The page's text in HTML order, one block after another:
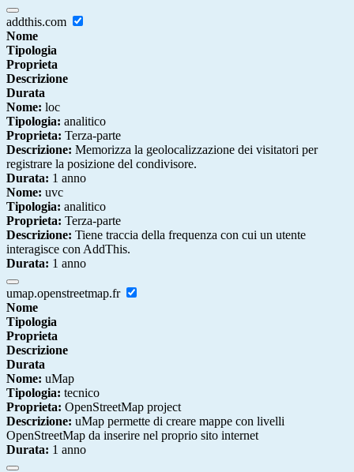
addthis.com
Nome
Tipologia
Proprieta
Descrizione
Durata
Nome: loc
Tipologia: analitico
Proprieta: Terza-parte
Descrizione: Memorizza la geolocalizzazione dei visitatori per
registrare la posizione del condivisore.
Durata: 1 anno
Nome: uvc
Tipologia: analitico
Proprieta: Terza-parte
Descrizione: Tiene traccia della frequenza con cui un utente
interagisce con AddThis.
Durata: 1 anno
umap.openstreetmap.fr
Nome
Tipologia
Proprieta
Descrizione
Durata
Nome: uMap
Tipologia: tecnico
Proprieta: OpenStreetMap project
Descrizione: uMap permette di creare mappe con livelli
OpenStreetMap da inserire nel proprio sito internet
Durata: 1 anno